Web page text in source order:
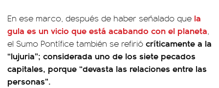
En ese marco, después de haber señalado que la
gula es un vicio que está acabando con el planeta,
el Sumo Pontífice también se refirió críticamente a la
“lujuria”; considerada uno de los siete pecados
capitales, porque “devasta las relaciones entre las
personas”.